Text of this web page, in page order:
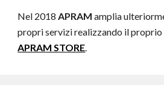
Nel 2018APRAM amplia
propri servizi realizzando il
APRAM STORE.